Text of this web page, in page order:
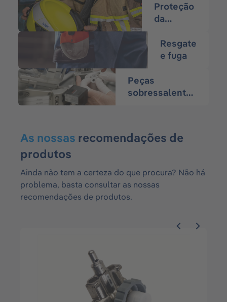
Proteção
da
dos
olhos
Resgate
e fuga
Peças
sobressalentes
As nossas recomendações de
produtos
Ainda não tem a certeza do que procura? Não há
problema, basta consultar as nossas
recomendações de produtos.